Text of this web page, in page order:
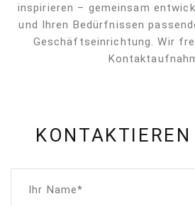
inspirieren – gemeinsam
und Ihren Bedürfnissen
Geschäftseinrichtung. Wir
Ihr Name*